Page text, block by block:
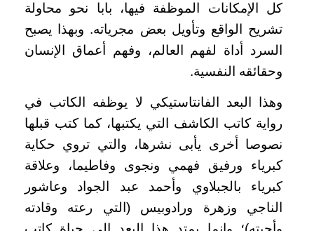
كل الإمكانات الموظفة فيها، بابا نحو محاولة
تشريح الواقع وتأويل بعض مجرياته. وبهذا يصبح
السرد أداة لفهم العالم، وفهم أعماق الإنسان
وحقائقه النفسية.
وهذا البعد الفانتاستيكي لا يوظفه الكاتب في
رواية كاتب الكاشف التي يكتبها، كما كتب قبلها
نصوصا أخرى يأبى نشرها، والتي تروي حكاية
كبرياء ورفيق فهمي ونجوى وفاطيما، وعلاقة
كبرياء بالجبلاوي وأحمد عبد الجواد وعاشور
الناجي وزهرة ورادوبيس (التي رعته وقادته